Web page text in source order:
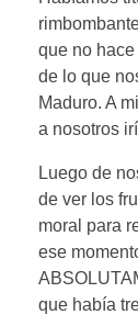
que no
de lo que
Maduro. A
a nosotros
Luego de
de ver los
moral para
ese
que había